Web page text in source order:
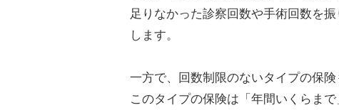
足りなかった診察回数や手術回数を
します。
一方で、回数制限のないタイプの保険
このタイプの保険は「年間いくらま